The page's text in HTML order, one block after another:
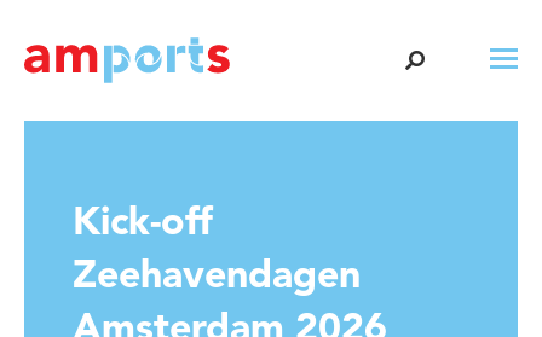
Kick-off
Zeehavendagen
Amsterdam 2026